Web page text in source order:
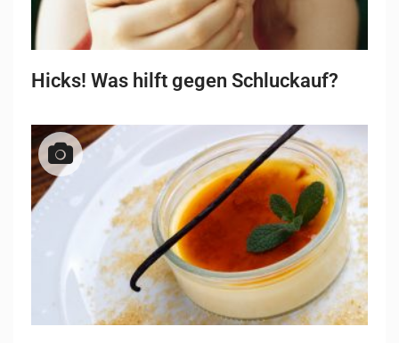
Hicks! Was hilft gegen Schluckauf?